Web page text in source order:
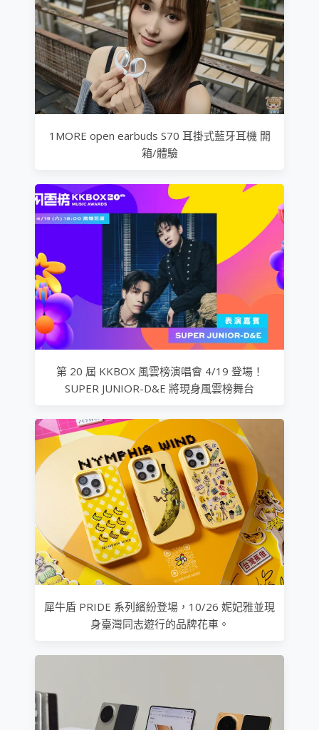
1MORE open earbuds S70 耳掛式藍牙耳機 開
箱/體驗
第 20 屆 KKBOX 風雲榜演唱會 4/19 登場！
SUPER JUNIOR-D&E 將現身風雲榜舞台
犀牛盾 PRIDE 系列繽紛登場，10/26 妮妃雅並現
身臺灣同志遊行的品牌花車。